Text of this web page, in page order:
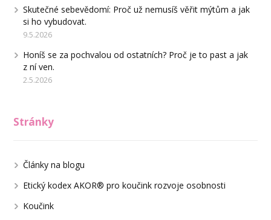
Skutečné sebevědomí: Proč už nemusíš věřit mýtům a jak
si ho vybudovat.
9.5.2026
Honíš se za pochvalou od ostatních? Proč je to past a jak
z ní ven.
2.5.2026
Stránky
Články na blogu
Etický kodex AKOR® pro koučink rozvoje osobnosti
Koučink